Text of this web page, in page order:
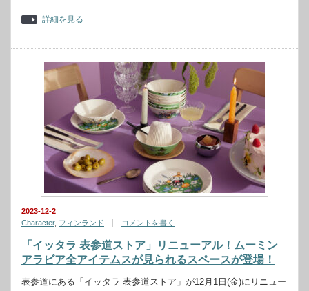
詳細を見る
2023-12-2
Character, フィンランド コメントを書く
「イッタラ 表参道ストア」リニューアル！ムーミン
アラビア全アイテムスが見られるスペースが登場！
表参道にある「イッタラ 表参道ストア」が12月1日(金)にリニュー